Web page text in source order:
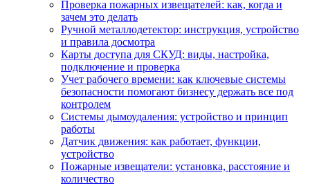
Проверка пожарных извещателей: как, когда и
зачем это делать
Ручной металлодетектор: инструкция, устройство
и правила досмотра
Карты доступа для СКУД: виды, настройка,
подключение и проверка
Учет рабочего времени: как ключевые системы
безопасности помогают бизнесу держать все под
контролем
Системы дымоудаления: устройство и принцип
работы
Датчик движения: как работает, функции,
устройство
Пожарные извещатели: установка, расстояние и
количество